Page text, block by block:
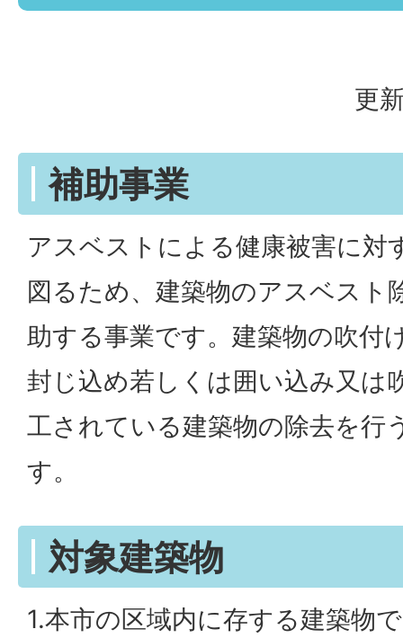
更
補助事業
アスベストによる健康被害に対
図るため、建築物のアスベスト
助する事業です。建築物の吹付
封じ込め若しくは囲い込み又は
工されている建築物の除去を行
す。
対象建築物
1.本市の区域内に存する建築物